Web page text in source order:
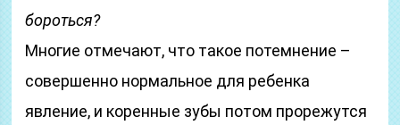
бороться?
Многие отмечают, что такое потемнение –
совершенно нормальное для ребенка
явление, и коренные зубы потом прорежутся